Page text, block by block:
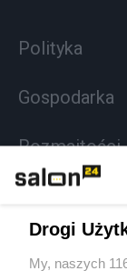
Polityka
Gospodarka
Rozmaitości
Sport
Drogi
My, naszych